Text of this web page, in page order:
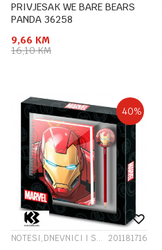
PRIVJESAK WE BARE BEARS
PANDA 36258
9,66 KM
16,10KM
40%
NOTESI,DNEVNICI I SPOMENARI 201181716